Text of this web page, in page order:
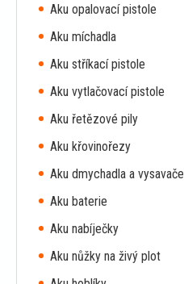
Aku opalovací pistole
Aku míchadla
Aku stříkací pistole
Aku vytlačovací pistole
Aku řetězové pily
Aku křovinořezy
Aku dmychadla a vysavače
Aku baterie
Aku nabíječky
Aku nůžky na živý plot